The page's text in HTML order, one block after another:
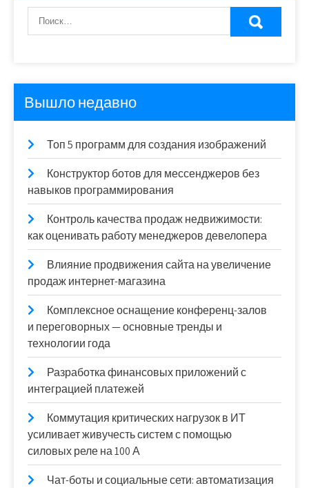
Вышло недавно
Топ 5 программ для создания изображений
Конструктор ботов для мессенджеров без
навыков программирования
Контроль качества продаж недвижимости:
как оценивать работу менеджеров девелопера
Влияние продвижения сайта на увеличение
продаж интернет-магазина
Комплексное оснащение конференц-залов
и переговорных — основные тренды и
технологии года
Разработка финансовых приложений с
интеграцией платежей
Коммутация критических нагрузок в ИТ
усиливает живучесть систем с помощью
силовых реле на 100 А
Чат-боты и социальные сети: автоматизация